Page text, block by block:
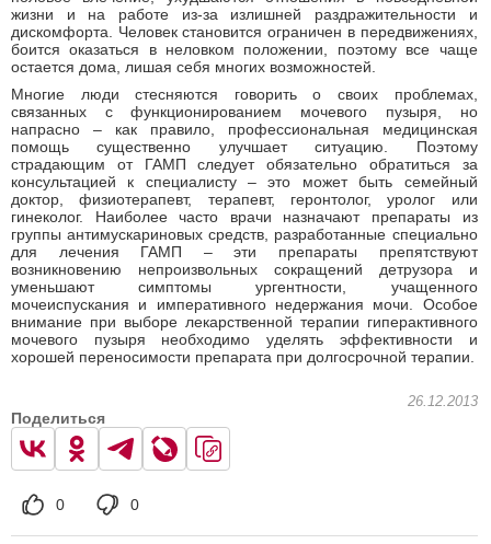
жизни и на работе из-за излишней раздражительности и
дискомфорта. Человек становится ограничен в передвижениях,
боится оказаться в неловком положении, поэтому все чаще
остается дома, лишая себя многих возможностей.
Многие люди стесняются говорить о своих проблемах,
связанных с функционированием мочевого пузыря, но
напрасно – как правило, профессиональная медицинская
помощь существенно улучшает ситуацию. Поэтому
страдающим от ГАМП следует обязательно обратиться за
консультацией к специалисту – это может быть семейный
доктор, физиотерапевт, терапевт, геронтолог, уролог или
гинеколог. Наиболее часто врачи назначают препараты из
группы антимускариновых средств, разработанные специально
для лечения ГАМП – эти препараты препятствуют
возникновению непроизвольных сокращений детрузора и
уменьшают симптомы ургентности, учащенного
мочеиспускания и императивного недержания мочи. Особое
внимание при выборе лекарственной терапии гиперактивного
мочевого пузыря необходимо уделять эффективности и
хорошей переносимости препарата при долгосрочной терапии.
26.12.2013
Поделиться
0 0